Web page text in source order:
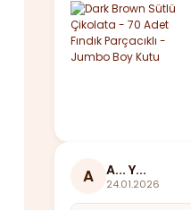
A A... Y...
24.01.2026